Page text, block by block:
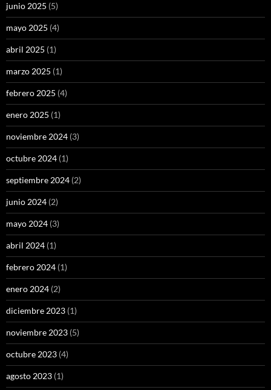
junio 2025 (5)
mayo 2025 (4)
abril 2025 (1)
marzo 2025 (1)
febrero 2025 (4)
enero 2025 (1)
noviembre 2024 (3)
octubre 2024 (1)
septiembre 2024 (2)
junio 2024 (2)
mayo 2024 (3)
abril 2024 (1)
febrero 2024 (1)
enero 2024 (2)
diciembre 2023 (1)
noviembre 2023 (5)
octubre 2023 (4)
agosto 2023 (1)